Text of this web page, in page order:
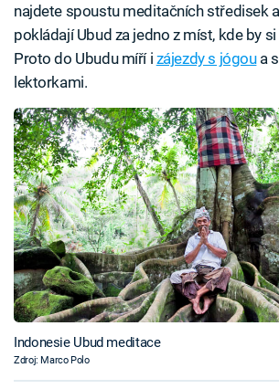
najdete spoustu meditačních středisek
pokládají Ubud za jedno z míst, kde by
Proto do Ubudu míří i zájezdy s jógoua
lektorkami.
Indonesie Ubud meditace
Zdroj: Marco Polo